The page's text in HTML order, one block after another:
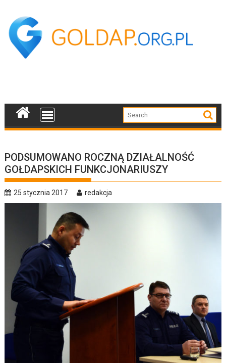
content
PODSUMOWANO ROCZNĄ DZIAŁALNOŚĆ
GOŁDAPSKICH FUNKCJONARIUSZY
25 stycznia 2017 redakcja